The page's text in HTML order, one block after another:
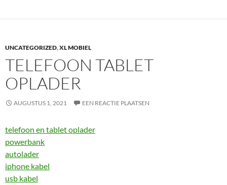
UNCATEGORIZED,XL MOBIEL
TELEFOON TABLET
OPLADER
AUGUSTUS 1, 2021 EEN REACTIE PLAATSEN
telefoon en tablet oplader
powerbank
autolader
iphone kabel
usb kabel